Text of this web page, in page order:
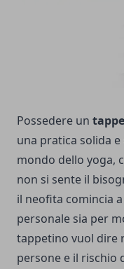
Possedere un
una pratica solida
mondo dello yoga,
non si sente il
il neofita comincia
personale sia per
tappetino vuol dire
persone e il rischio